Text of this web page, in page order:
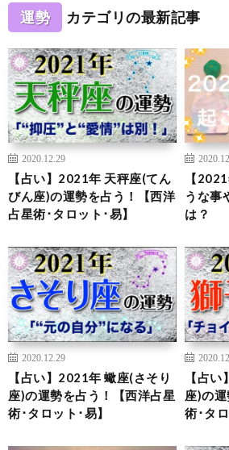
運勢 カテゴリの最新記事
2020.12.29
【占い】2021年 天秤座(てん
びん座)の運勢を占う！【西洋
占星術･タロット･易】
【
うな事
は？
2020.12.29
【占い】2021年 蠍座(さそり
座)の運勢を占う！【西洋占星
術･タロット･易】
【占
座)の
術･タロ